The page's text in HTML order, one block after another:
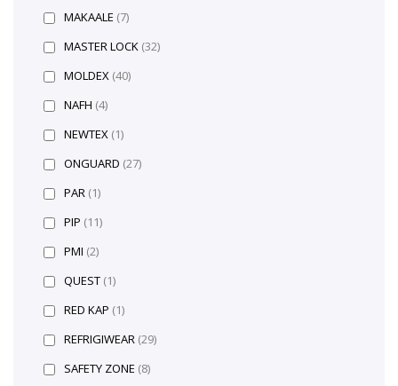
MAKAALE (7)
MASTER LOCK (32)
MOLDEX (40)
NAFH (4)
NEWTEX (1)
ONGUARD (27)
PAR (1)
PIP (11)
PMI (2)
QUEST (1)
RED KAP (1)
REFRIGIWEAR (29)
SAFETY ZONE (8)